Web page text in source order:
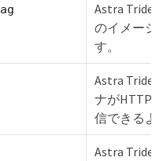
Astra
のイメージ
す。
Astra
ナがHTTP
信できるよ
Astra